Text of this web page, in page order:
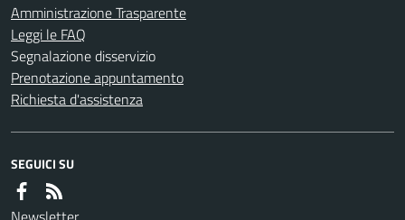
Amministrazione Trasparente
Leggi le FAQ
Segnalazione disservizio
Prenotazione appuntamento
Richiesta d'assistenza
SEGUICI SU